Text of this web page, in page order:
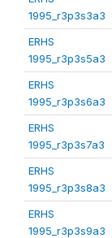
1995_r3p3s3a3
ERHS
1995_r3p3s5a3
ERHS
1995_r3p3s6a3
ERHS
1995_r3p3s7a3
ERHS
1995_r3p3s8a3
ERHS
1995_r3p3s9a3